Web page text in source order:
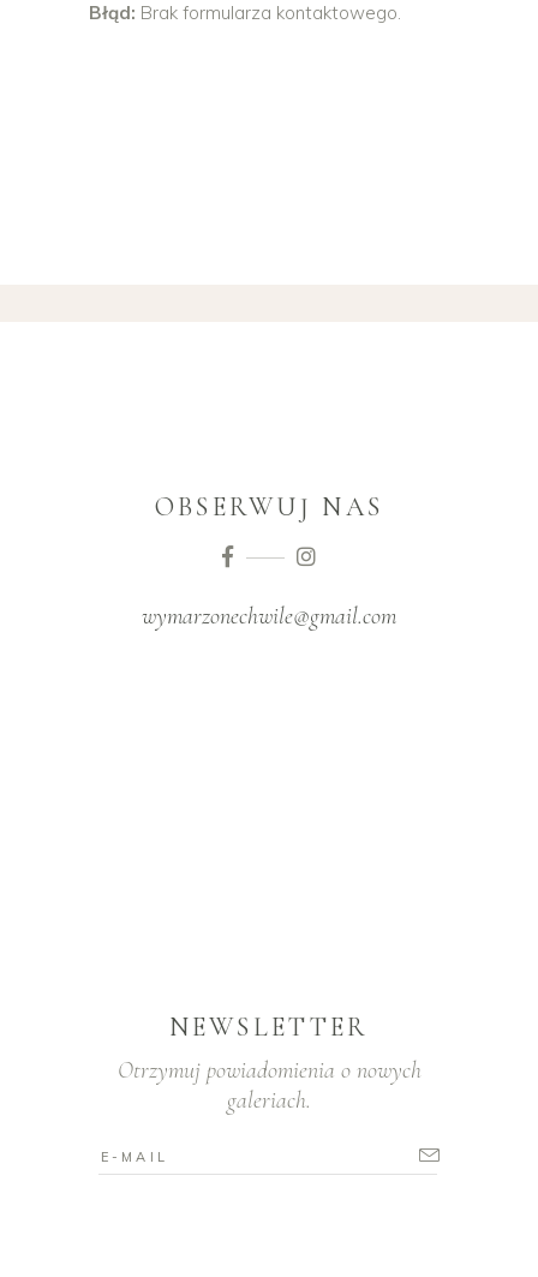
Błąd: Brak formularza kontaktowego.
OBSERWUJ NAS
wymarzonechwile@gmail.com
NEWSLETTER
Otrzymuj powiadomienia o nowych
galeriach.